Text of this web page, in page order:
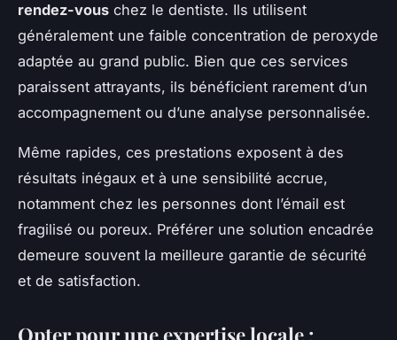
rendez-vous chez le dentiste. Ils utilisent
généralement une faible concentration de peroxyde
adaptée au grand public. Bien que ces services
paraissent attrayants, ils bénéficient rarement d’un
accompagnement ou d’une analyse personnalisée.
Même rapides, ces prestations exposent à des
résultats inégaux et à une sensibilité accrue,
notamment chez les personnes dont l’émail est
fragilisé ou poreux. Préférer une solution encadrée
demeure souvent la meilleure garantie de sécurité
et de satisfaction.